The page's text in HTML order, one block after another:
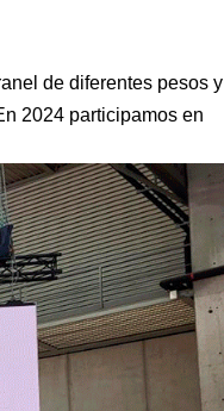
de diferentes pesos y
2024 participamos en